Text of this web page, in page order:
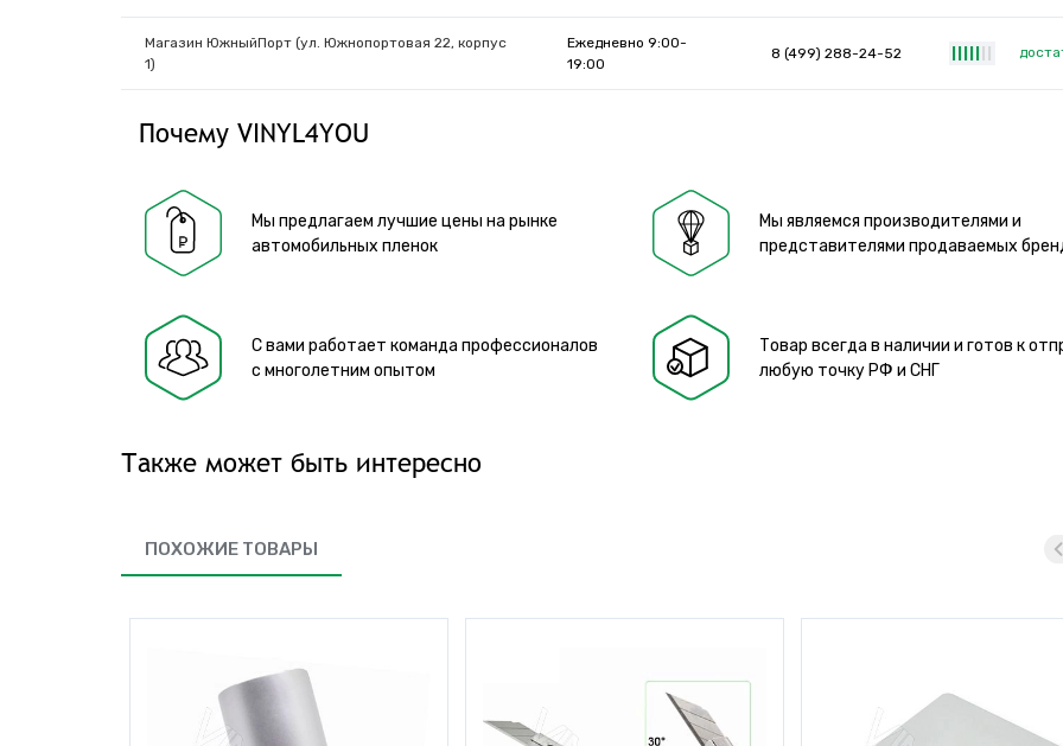
Магазин ЮжныйПорт (ул. Южнопортовая 22, корпус
1)
Ежедневно 9:00-
19:00
8 (499) 288-24-52
Почему VINYL4YOU
Мы предлагаем лучшие цены на рынке
автомобильных пленок
Мы являемся производителями и
представителями продаваемых
С вами работает команда профессионалов
с многолетним опытом
Товар всегда в наличии и готов к
любую точку РФ и СНГ
Также может быть интересно
ПОХОЖИЕ ТОВАРЫ